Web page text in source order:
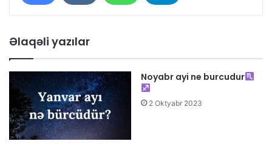
Əlaqəli yazılar
Noyabr ayi ne burcudur
2 Oktyabr 2023